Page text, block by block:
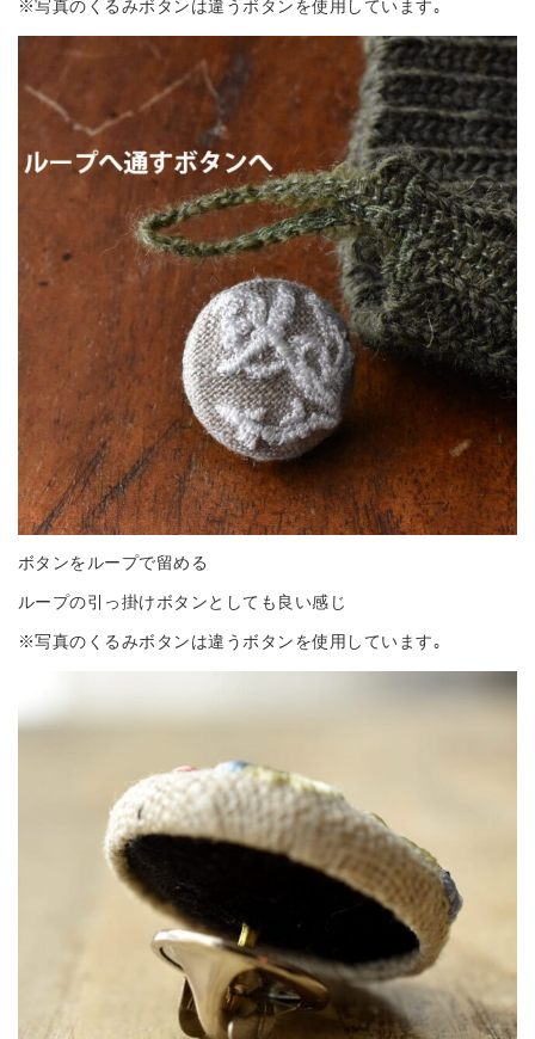
※写真のくるみボタンは違うボタンを使用しています｡
ボタンをループで留める
ループの引っ掛けボタンとしても良い感じ
※写真のくるみボタンは違うボタンを使用しています｡